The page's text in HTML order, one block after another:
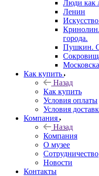
Люди как
Ленин
города.
Пушкин.
Как купить
Назад
Как купить
Условия оплаты
Условия
Компания
Назад
Компания
О музее
Сотрудничество
Новости
Контакты